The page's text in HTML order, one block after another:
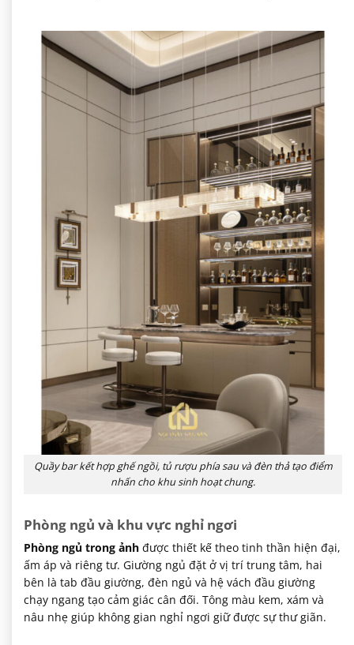
Quầy bar kết hợp ghế ngồi, tủ rượu phía sau và đèn thả tạo điểm
nhấn cho khu sinh hoạt chung.
Phòng ngủ và khu vực nghỉ ngơi
Phòng ngủ trong ảnh được thiết kế theo tinh thần hiện đại,
ấm áp và riêng tư. Giường ngủ đặt ở vị trí trung tâm, hai
bên là tab đầu giường, đèn ngủ và hệ vách đầu giường
chạy ngang tạo cảm giác cân đối. Tông màu kem, xám và
nâu nhẹ giúp không gian nghỉ ngơi giữ được sự thư giãn.